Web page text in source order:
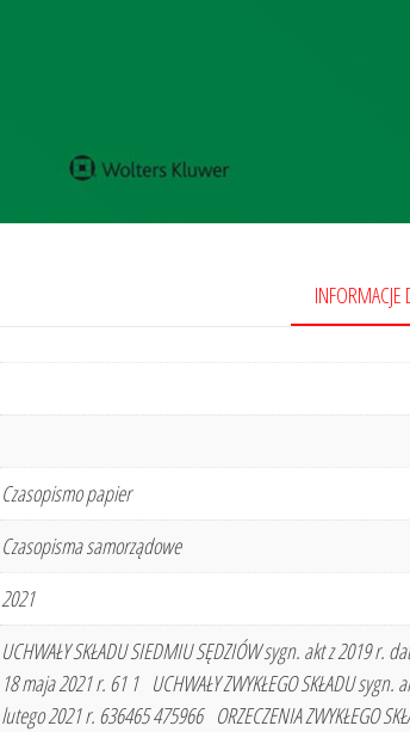
INFORMACJE
Czasopismo papier
Czasopisma samorządowe
2021
UCHWAŁY SKŁADU SIEDMIU SĘDZIÓW sygn. akt z 2019
18 maja 2021 r. 61 1 UCHWAŁY ZWYKŁEGO SKŁADU
lutego 2021 r. 636465 475966 ORZECZENIA ZWYKŁEGO